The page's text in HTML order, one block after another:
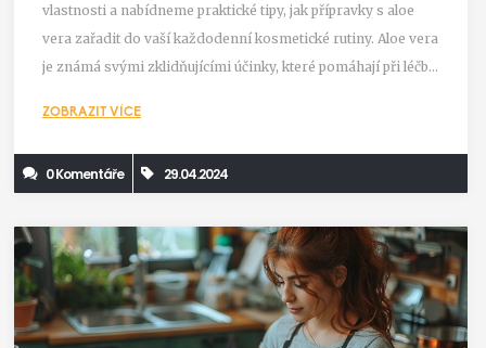
vlastnosti a nabídneme praktické tipy, jak přípravky s aloe
vera zařadit do vaší každodenní kosmetické rutiny. Aloe vera
je známá svými zklidňujícími účinky, které pomáhají při léčbě
ZOBRAZIT VÍCE
0 Komentáře 29.04.2024